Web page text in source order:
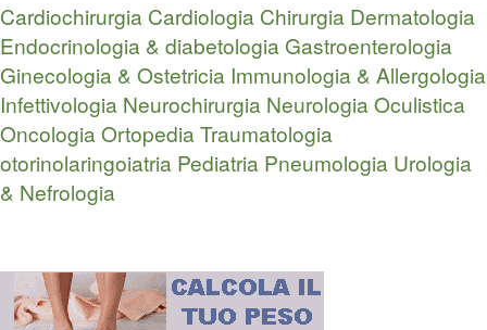
Cardiochirurgia Cardiologia Chirurgia Dermatologia
Endocrinologia & diabetologia Gastroenterologia
Ginecologia & Ostetricia Immunologia & Allergologia
Infettivologia Neurochirurgia NeurologiaOculistica
OncologiaOrtopedia Traumatologia
otorinolaringoiatria Pediatria Pneumologia Urologia
& Nefrologia